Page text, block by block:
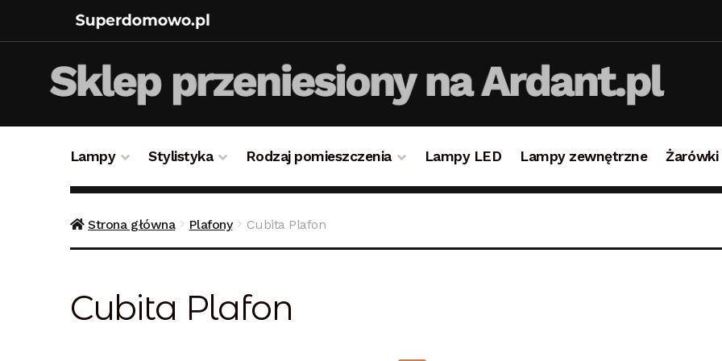
Lampy Stylistyka Rodzaj pomieszczenia Lampy LED Lampy zewnętrzne Żarówki
Strona główna Plafony Cubita Plafon
Cubita Plafon